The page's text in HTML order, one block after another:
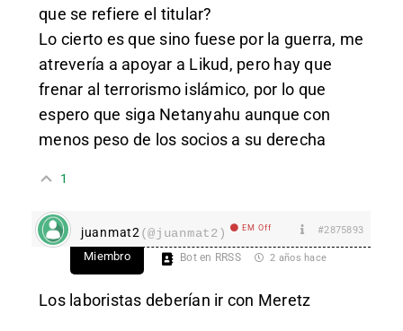
que se refiere el titular?
Lo cierto es que sino fuese por la guerra, me
atrevería a apoyar a Likud, pero hay que
frenar al terrorismo islámico, por lo que
espero que siga Netanyahu aunque con
menos peso de los socios a su derecha
1
juanmat2 (@juanmat2) EM Off #2875893
Miembro Bot en RRSS 2 años hace
Los laboristas deberían ir con Meretz